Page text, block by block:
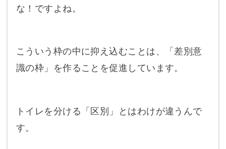
な！ですよね。
こういう枠の中に抑え込むことは、「差別意
識の枠」を作ることを促進しています。
トイレを分ける「区別」とはわけが違うんで
す。